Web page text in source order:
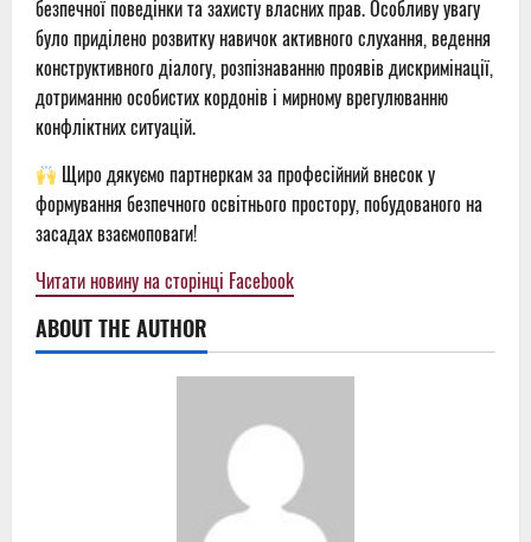
безпечної поведінки та захисту власних прав. Особливу увагу
було приділено розвитку навичок активного слухання, ведення
конструктивного діалогу, розпізнаванню проявів дискримінації,
дотриманню особистих кордонів і мирному врегулюванню
конфліктних ситуацій.
Щиро дякуємо партнеркам за професійний внесок у
формування безпечного освітнього простору, побудованого на
засадах взаємоповаги!
Читати новину на сторінці Facebook
ABOUT THE AUTHOR